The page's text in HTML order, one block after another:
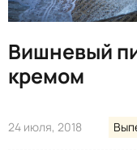
Вишневый
кремом
24 июля, 2018